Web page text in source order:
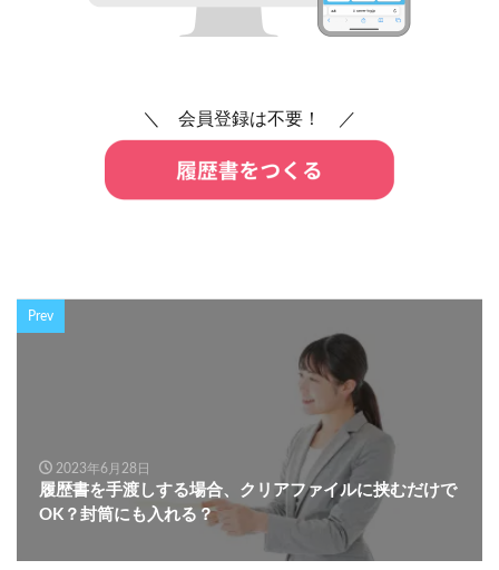
＼ 会員登録は不要！ ／
Prev
2023年6月28日
履歴書を手渡しする場合、クリアファイルに挟むだけで
OK？封筒にも入れる？